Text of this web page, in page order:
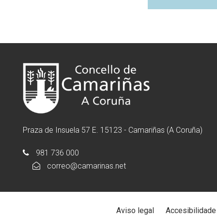
Praza de Insuela 57 E. 15123 - Camariñas (A Coruña)
981 736 000
correo@camarinas.net
Aviso legal Accesibilidade